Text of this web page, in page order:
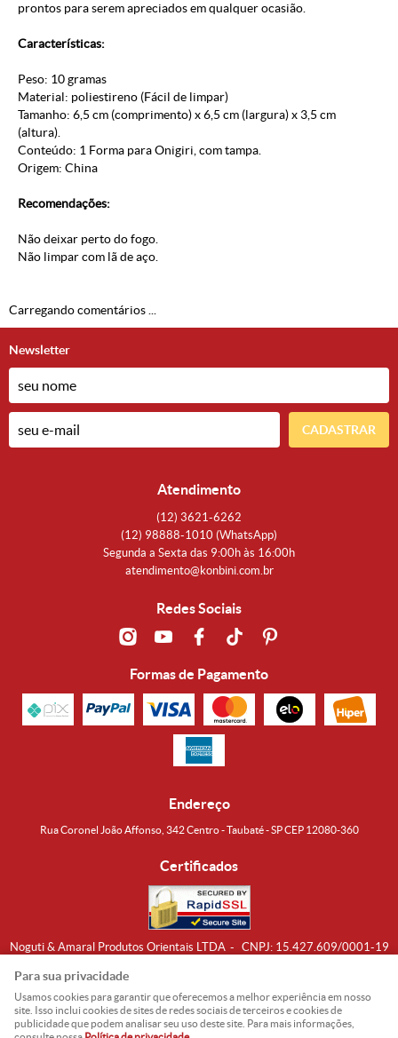
prontos para serem apreciados em qualquer ocasião.
Características:
Peso: 10 gramas
Material: poliestireno (Fácil de limpar)
Tamanho: 6,5 cm (comprimento) x 6,5 cm (largura) x 3,5 cm
(altura).
Conteúdo: 1 Forma para Onigiri, com tampa.
Origem: China
Recomendações:
Não deixar perto do fogo.
Não limpar com lã de aço.
Carregando comentários ...
Newsletter
CADASTRAR
Atendimento
(12) 3621-6262
(12) 98888-1010 (WhatsApp)
Segunda a Sexta das 9:00h às 16:00h
atendimento@konbini.com.br
Redes Sociais
Formas de Pagamento
Endereço
Rua Coronel João Affonso, 342 Centro - Taubaté - SP CEP 12080-360
Certificados
Noguti & Amaral Produtos Orientais LTDA CNPJ: 15.427.609/0001-19
Para sua privacidade
Usamos cookies para garantir que oferecemos a melhor experiência em nosso
site. Isso inclui cookies de sites de redes sociais de terceiros e cookies de
publicidade que podem analisar seu uso deste site. Para mais informações,